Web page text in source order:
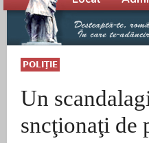
POLIŢIE
Un
sncţionaţi de